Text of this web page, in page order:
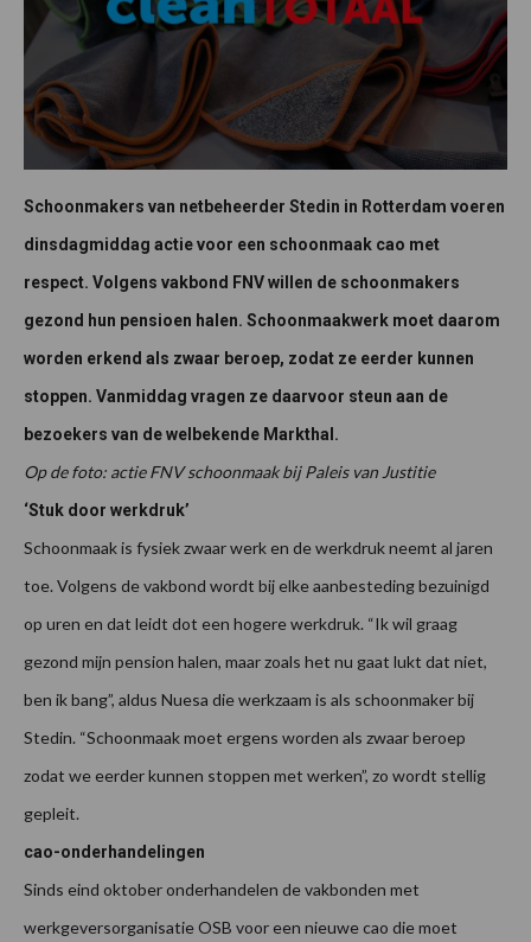
Schoonmakers van netbeheerder Stedin in Rotterdam voeren
dinsdagmiddag actie voor een schoonmaak cao met
respect. Volgens vakbond FNV willen de schoonmakers
gezond hun pensioen halen. Schoonmaakwerk moet daarom
worden erkend als zwaar beroep, zodat ze eerder kunnen
stoppen. Vanmiddag vragen ze daarvoor steun aan de
bezoekers van de welbekende Markthal.
Op de foto: actie FNV schoonmaak bij Paleis van Justitie
‘Stuk door werkdruk’
Schoonmaak is fysiek zwaar werk en de werkdruk neemt al jaren
toe. Volgens de vakbond wordt bij elke aanbesteding bezuinigd
op uren en dat leidt dot een hogere werkdruk. “Ik wil graag
gezond mijn pension halen, maar zoals het nu gaat lukt dat niet,
ben ik bang”, aldus Nuesa die werkzaam is als schoonmaker bij
Stedin. “Schoonmaak moet ergens worden als zwaar beroep
zodat we eerder kunnen stoppen met werken”, zo wordt stellig
gepleit.
cao-onderhandelingen
Sinds eind oktober onderhandelen de vakbonden met
werkgeversorganisatie OSB voor een nieuwe cao die moet